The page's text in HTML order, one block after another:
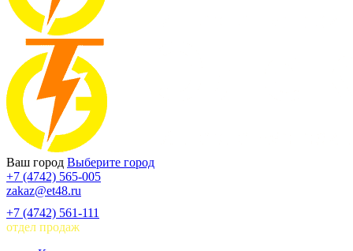
Ваш город Выберите город
+7 (4742) 565-005
zakaz@et48.ru
+7 (4742) 561-111
отдел продаж